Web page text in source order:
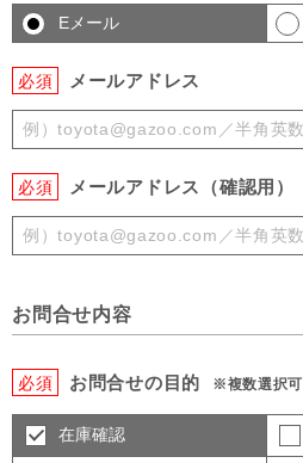
Eメール
必須 メールアドレス
必須 メールアドレス（確認用）
お問合せ内容
必須 お問合せの目的 ※複数選択可
在庫確認